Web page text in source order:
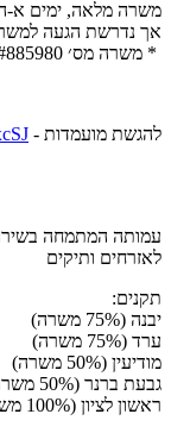
אך נדרשת הגעה
* משרה מס׳ #885980 מיועדת לגברים ונשים כאחד
להגשת מועמדות -
עמותה המתמחה
לאזרחים ותיקים
תקנים:
יבנה (75% משרה)
ערד (75% משרה)
מודיעין (50% משרה)
גבעת ברנר (50% משרה - 3 ימים)
ראשון לציון (100% משרה)